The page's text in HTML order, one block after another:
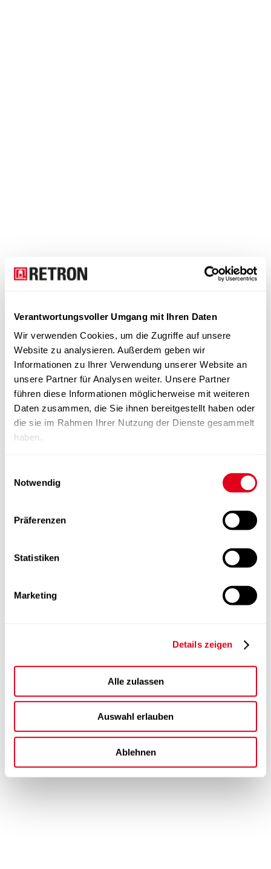
Verantwortungsvoller Umgang mit Ihren Daten
Wir verwenden Cookies, um die Zugriffe auf unsere
Website zu analysieren. Außerdem geben wir
Informationen zu Ihrer Verwendung unserer Website an
unsere Partner für Analysen weiter. Unsere Partner
führen diese Informationen möglicherweise mit weiteren
Daten zusammen, die Sie ihnen bereitgestellt haben oder
die sie im Rahmen Ihrer Nutzung der Dienste gesammelt
haben.
Notwendig
Präferenzen
Statistiken
Marketing
Details zeigen
Alle zulassen
Auswahl erlauben
Ablehnen